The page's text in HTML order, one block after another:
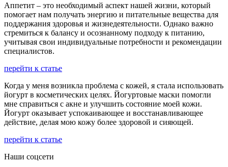
Аппетит – это необходимый аспект нашей жизни, который
помогает нам получать энергию и питательные вещества для
поддержания здоровья и жизнедеятельности. Однако важно
стремиться к балансу и осознанному подходу к питанию,
учитывая свои индивидуальные потребности и рекомендации
специалистов.
перейти к статье
Когда у меня возникла проблема с кожей, я стала использовать
йогурт в косметических целях. Йогуртовые маски помогли
мне справиться с акне и улучшить состояние моей кожи.
Йогурт оказывает успокаивающее и восстанавливающее
действие, делая мою кожу более здоровой и сияющей.
перейти к статье
Наши соцсети